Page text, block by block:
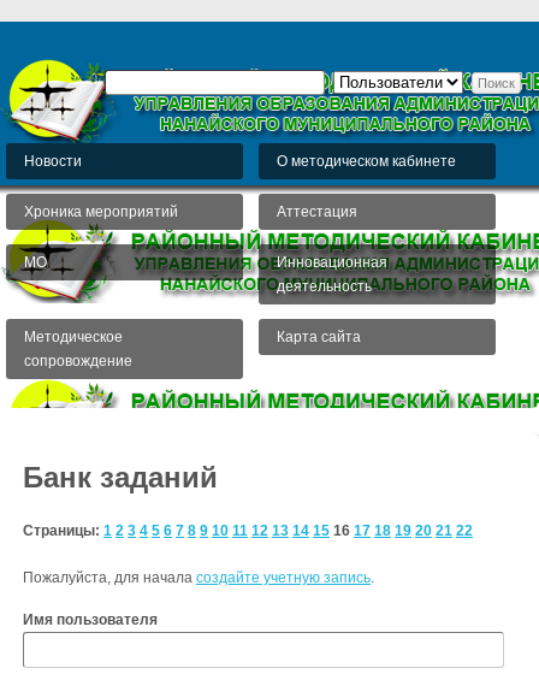
Новости О методическом кабинете
Хроника мероприятий Аттестация
МО
Инновационная
деятельность
Методическое
сопровождение
Карта сайта
Банк заданий
Страницы: 1 2 3 4 5 6 7 8 9 10 11 12 13 14 15 16 17 18 19 20 21 22
Пожалуйста, для начала создайте учетную запись.
Имя пользователя